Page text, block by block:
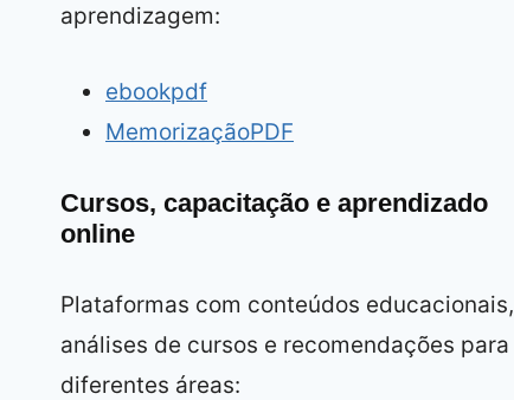
aprendizagem:
ebookpdf
MemorizaçãoPDF
Cursos, capacitação e aprendizado
online
Plataformas com conteúdos educacionais,
análises de cursos e recomendações para
diferentes áreas: